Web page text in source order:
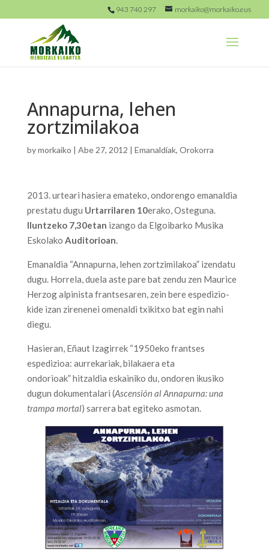
943 740 297 morkaiko@morkaiko.eus
Annapurna, lehen
zortzimilakoa
bymorkaiko | Abe 27, 2012 | Emanaldiak, Orokorra
2013. urteari hasiera emateko, ondorengo emanaldia
prestatu dugu Urtarrilaren 10erako, Osteguna.
Iluntzeko 7,30etan izango da Elgoibarko Musika
Eskolako Auditorioan.
Emanaldia “Annapurna, lehen zortzimilakoa” izendatu
dugu. Horrela, duela aste pare bat zendu zen Maurice
Herzog alpinista frantsesaren, zein bere espedizio-
kide izan zirenenei omenaldi txikitxo bat egin nahi
diegu.
Hasieran, Eñaut Izagirrek “1950eko frantses
espedizioa: aurrekariak, bilakaera eta
ondorioak” hitzaldia eskainiko du, ondoren ikusiko
dugun dokumentalari (Ascensión al Annapurna: una
trampa mortal) sarrera bat egiteko asmotan.